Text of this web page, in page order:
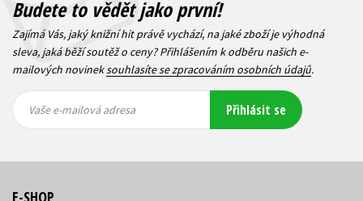
Budete to vědět jako první!
Zajímá Vás, jaký knižní hit právě vychází, na jaké zboží je výhodná
sleva, jaká běží soutěž o ceny? Přihlášením k odběru našich e-
mailových novineksouhlasíte se zpracováním osobních údajů.
mailová
mailová
Vaše e-mailová adresa Přihlásit se
E-SHOP